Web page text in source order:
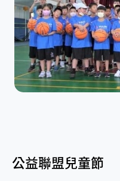
公益聯盟兒童節